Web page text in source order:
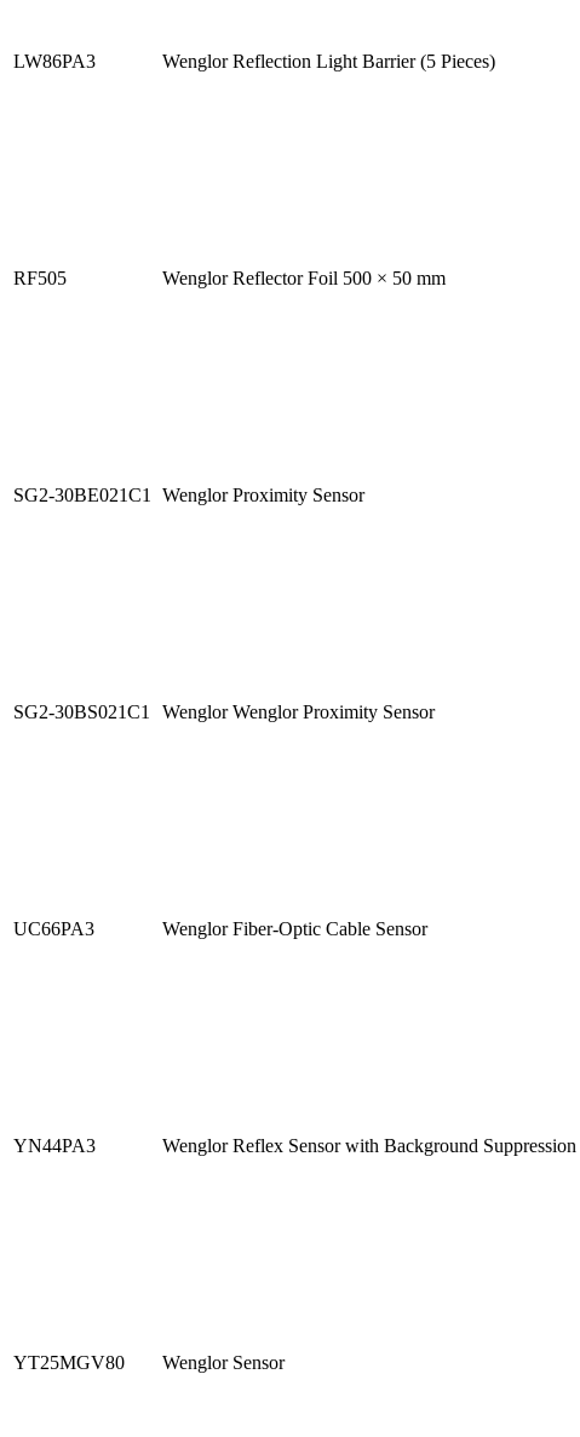
LW86PA3 Wenglor Reflection Light Barrier (5 Pieces)
RF505 Wenglor Reflector Foil 500 × 50 mm
SG2-30BE021C1 Wenglor Proximity Sensor
SG2-30BS021C1 Wenglor Wenglor Proximity Sensor
UC66PA3 Wenglor Fiber-Optic Cable Sensor
YN44PA3 Wenglor Reflex Sensor with Background Suppression
YT25MGV80 Wenglor Sensor